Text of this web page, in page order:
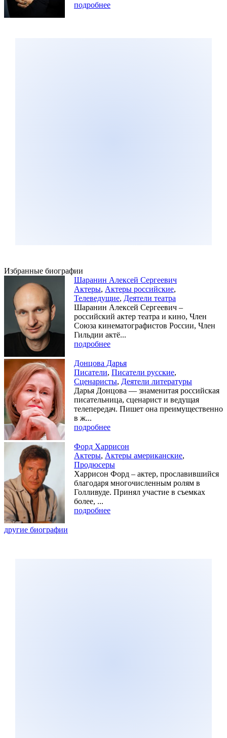
подробнее
Избранные биографии
Шаранин Алексей Сергеевич
Актеры, Актеры российские,
Телеведущие, Деятели театра
Шаранин Алексей Сергеевич –
российский актер театра и кино, Член
Союза кинематографистов России, Член
Гильдии актё...
подробнее
Донцова Дарья
Писатели, Писатели русские,
Сценаристы, Деятели литературы
Дарья Донцова — знаменитая российская
писательница, сценарист и ведущая
телепередач. Пишет она преимущественно
в ж...
подробнее
Форд Харрисон
Актеры, Актеры американские,
Продюсеры
Харрисон Форд – актер, прославившийся
благодаря многочисленным ролям в
Голливуде. Принял участие в съемках
более, ...
подробнее
другие биографии